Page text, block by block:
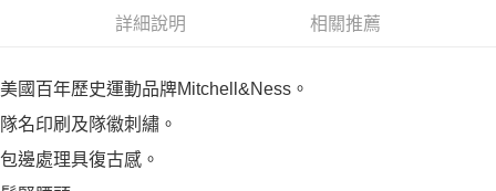
詳細說明 相關推薦
美國百年歷史運動品牌Mitchell&Ness。
隊名印刷及隊徽刺繡。
包邊處理具復古感。